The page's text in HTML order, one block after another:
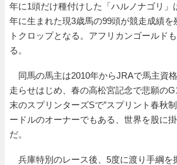
年に1頭だけ種付けした「ハルノナゴリ」
年に生まれた現3歳馬の99頭が競走成績を
トクロップとなる。アフリカンゴールド
る。
同馬の馬主は2010年からJRAで馬主資
走らせはじめ、春の高松宮記念で悲願の
末のスプリンターズSで”スプリント春秋
ードルのオーナーでもある、世界を股に
だ。
兵庫特別のレース後、5度に渡り手綱を